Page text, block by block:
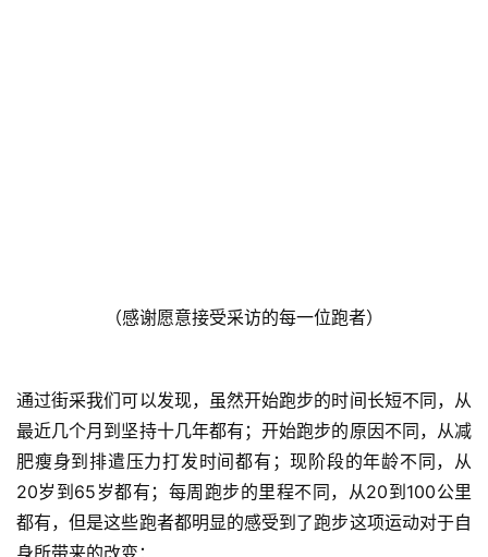
（感谢愿意接受采访的每一位跑者）
通过街采我们可以发现，虽然开始跑步的时间长短不同，从
最近几个月到坚持十几年都有；开始跑步的原因不同，从减
肥瘦身到排遣压力打发时间都有；现阶段的年龄不同，从
20岁到65岁都有；每周跑步的里程不同，从20到100公里
都有，但是这些跑者都明显的感受到了跑步这项运动对于自
身所带来的改变：